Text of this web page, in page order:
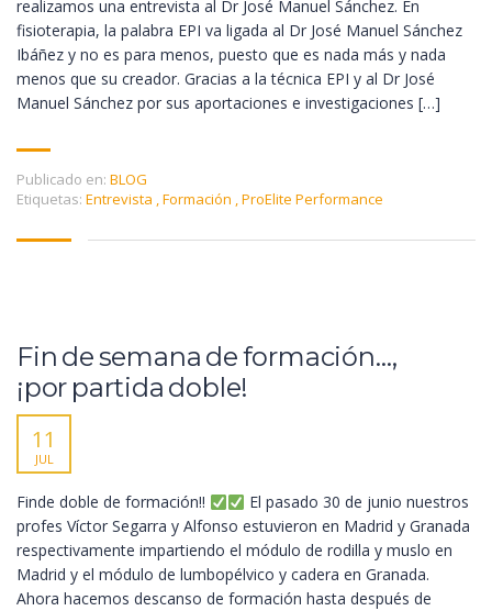
realizamos una entrevista al Dr José Manuel Sánchez. En
fisioterapia, la palabra EPI va ligada al Dr José Manuel Sánchez
Ibáñez y no es para menos, puesto que es nada más y nada
menos que su creador. Gracias a la técnica EPI y al Dr José
Manuel Sánchez por sus aportaciones e investigaciones […]
Publicado en: BLOG
Etiquetas: Entrevista ,Formación ,ProElite Performance
Fin de semana de formación…,
¡por partida doble!
11
JUL
Finde doble de formación!!
El pasado 30 de junio nuestros
profes Víctor Segarra y Alfonso estuvieron en Madrid y Granada
respectivamente impartiendo el módulo de rodilla y muslo en
Madrid y el módulo de lumbopélvico y cadera en Granada.
Ahora hacemos descanso de formación hasta después de